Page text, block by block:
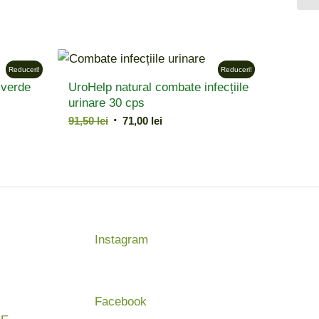
Reduceri!
UroHelp natural combate infecțiile
urinare 30 cps
91,50lei Prețul
91,50 lei.
71,00 leiPrețul
Reduceri!
Instagram
Facebook